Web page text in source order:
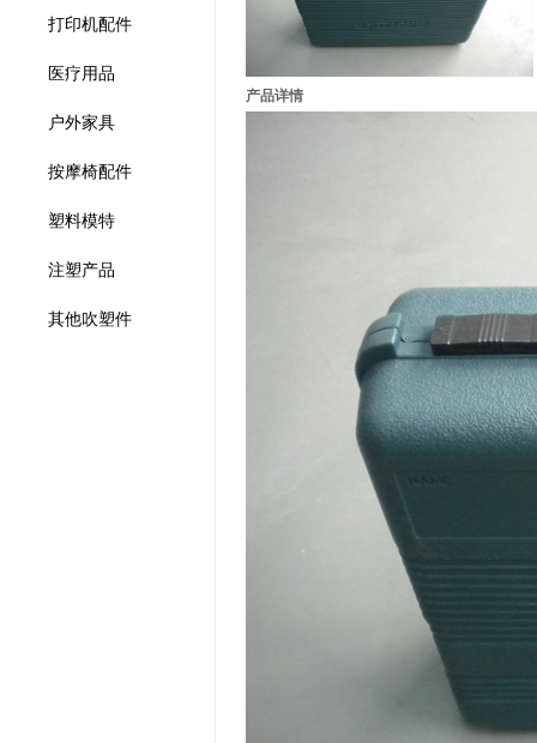
打印机配件
医疗用品
户外家具
按摩椅配件
塑料模特
注塑产品
其他吹塑件
产品详情